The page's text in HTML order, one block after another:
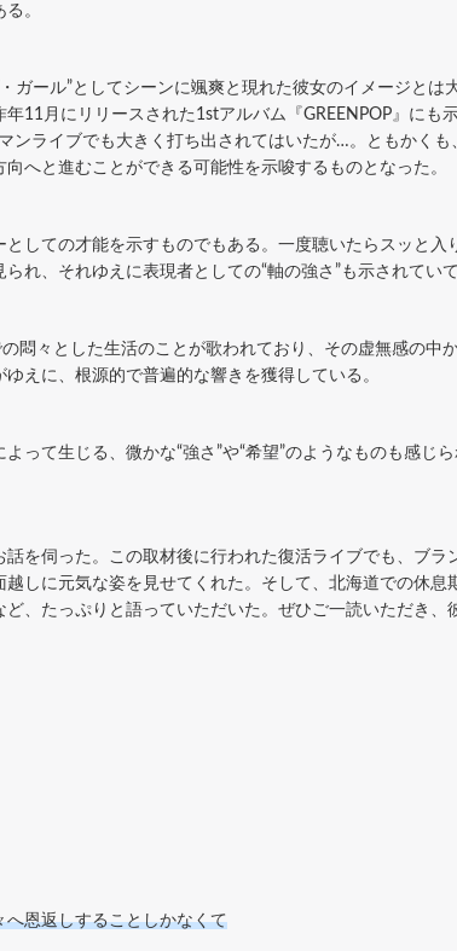
。
ガール”としてシーンに颯爽と現れた彼女のイメージと
11月にリリースされた1stアルバム『GREENPOP』にも
マンライブでも大きく打ち出されてはいたが…。ともかく
へと進むことができる可能性を示唆するものとなった。
しての才能を示すものでもある。一度聴いたらスッと
れ、それゆえに表現者としての“軸の強さ”も示されてい
の悶々とした生活のことが歌われており、その虚無感の
えに、根源的で普遍的な響きを獲得している。
って生じる、微かな“強さ”や“希望”のようなものも感じ
を伺った。この取材後に行われた復活ライブでも、ブ
しに元気な姿を見せてくれた。そして、北海道での休
ど、たっぷりと語っていただいた。ぜひご一読いただき、
恩返しすることしかなくて